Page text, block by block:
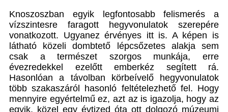
Knoszoszban egyik legfontosabb felismerés a
vízszintesre faragott hegyvonulatok szerepére
vonatkozott. Ugyanez érvényes itt is. A képen is
látható közeli dombtető lépcsőzetes alakja sem
csak a természet szorgos munkája, erre
évezredekkel ezelőtt emberkéz segített rá.
Hasonlóan a távolban körbeívelő hegyvonulatok
több szakaszáról hasonló feltételezhető fel. Hogy
mennyire egyértelmű ez, azt az is igazolja, hogy az
egyik, közel egy évtized óta ott dolgozó múzeumi